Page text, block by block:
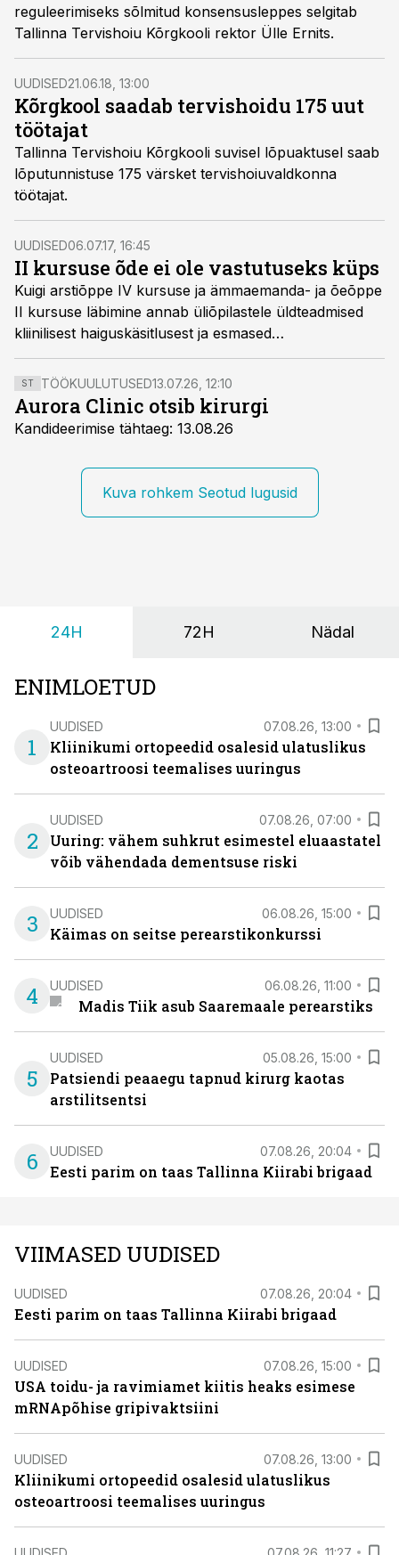
reguleerimiseks sõlmitud konsensusleppes selgitab
Tallinna Tervishoiu Kõrgkooli rektor Ülle Ernits.
UUDISED21.06.18, 13:00
Kõrgkool saadab tervishoidu 175 uut
töötajat
Tallinna Tervishoiu Kõrgkooli suvisel lõpuaktusel saab
lõputunnistuse 175 värsket tervishoiuvaldkonna
töötajat.
UUDISED06.07.17, 16:45
II kursuse õde ei ole vastutuseks küps
Kuigi arstiõppe IV kursuse ja ämmaemanda- ja õeõppe
II kursuse läbimine annab üliõpilastele üldteadmised
kliinilisest haiguskäsitlusest ja esmased
õendusoskused, ei ole need piisavad iseseisva
vastutuse kandmiseks, leiavad kõrgkoolide esindajad
aruteluringil olevat kiirabibrigaadi määrust
kommenteerides.
ST TÖÖKUULUTUSED13.07.26, 12:10
Aurora Clinic otsib kirurgi
Kandideerimise tähtaeg: 13.08.26
Kuva rohkem Seotud lugusid
24H 72H Nädal
ENIMLOETUD
1
UUDISED 07.08.26, 13:00
Kliinikumi ortopeedid osalesid ulatuslikus
osteoartroosi teemalises uuringus
2
UUDISED 07.08.26, 07:00
Uuring: vähem suhkrut esimestel eluaastatel
võib vähendada dementsuse riski
3 UUDISED 06.08.26, 15:00
Käimas on seitse perearstikonkurssi
4 UUDISED 06.08.26, 11:00
Madis Tiik asub Saaremaale perearstiks
5
UUDISED 05.08.26, 15:00
Patsiendi peaaegu tapnud kirurg kaotas
arstilitsentsi
6 UUDISED 07.08.26, 20:04
Eesti parim on taas Tallinna Kiirabi brigaad
VIIMASED UUDISED
UUDISED 07.08.26, 20:04
Eesti parim on taas Tallinna Kiirabi brigaad
UUDISED 07.08.26, 15:00
USA toidu- ja ravimiamet kiitis heaks esimese
mRNApõhise gripivaktsiini
UUDISED 07.08.26, 13:00
Kliinikumi ortopeedid osalesid ulatuslikus
osteoartroosi teemalises uuringus